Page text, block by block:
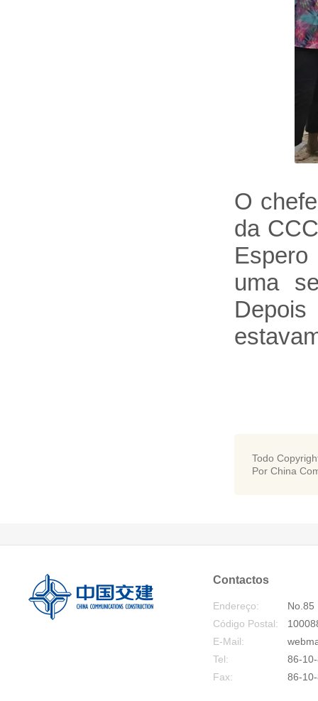
O
da
uma
Todo
Por China
Contactos
Endereço:
No.85
Código Postal:
E-Mail:
Tel:
86-
Fax:
86-